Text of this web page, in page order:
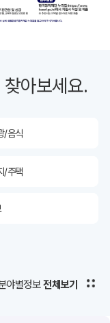
아보세요.
터&통계
/음식
/주택
이브
터&통계
야별정보 전체보기